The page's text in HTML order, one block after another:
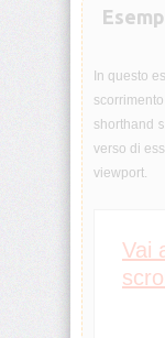
animation-
fill-
mode
animation-
iteration-
count
animation-
name
animation-
play-
state
In questo
shorthand
verso di
viewport.
Vai